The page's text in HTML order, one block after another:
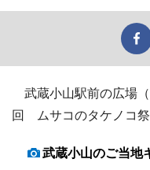
武蔵小山駅前の広場
回 ムサコのタケノコ祭
武蔵小山のご当地